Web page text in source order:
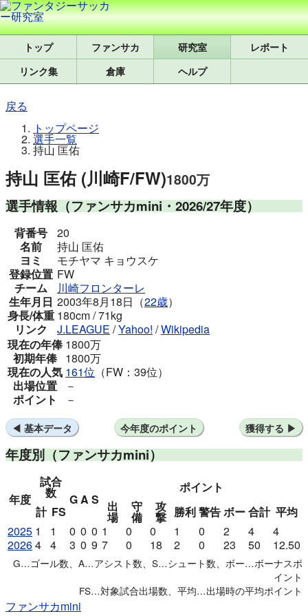
トップ 研究室
レポート
リンク集
倉庫 ヘルプ
戻る
トップページ
選手一覧
持山 匡佑
持山 匡佑 (川崎F/FW)1800万
選手情報（ファンサカmini・2026/27年度）
背番号
20
名前
持山 匡佑
ヨミ
モチヤマ キョウスケ
登録位置 FW
チーム
川崎フロンターレ
生年月日 2003年8月18日（22歳）
身長/体重 180cm / 71kg
リンク
J.LEAGUE /Yahoo! /Wikipedia
現在の年俸 1800万
初期年俸 1800万
現在の人気 161位 （FW：39位）
出場位置
－
ポイント
－
基本データ 今年度のポイント 獲得する
年度別（ファンサカmini）
年度
試合
数 GA S
ポイント
計 FS 出
場
守
備
攻
撃 勝利警告ボー合計 平均
2025 1 1 0 0 0 1 0 0 1 0 2 4
4
20264 4 3 0 9 7 0 18 2 0 23 50 12.50
G…ゴール数、A…アシスト数、S…シュート数、ボー…ボーナスポ
イント
FS…対象試合出場数、平均…出場時の平均ポイント
ファンサカmini